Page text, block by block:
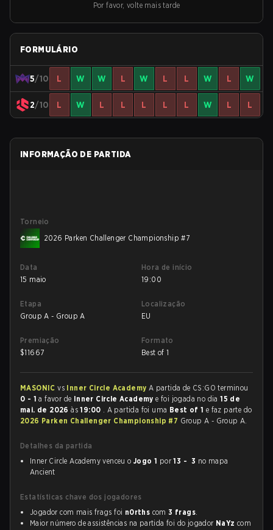
Por favor, volte mais tarde
FORMULÁRIO
5/10 L W W L W L L W L W
2/10 L W L L L L L W L L
INFORMAÇÃO DE PARTIDA
Torneio
2026 Parken Challenger Championship #7
Data
15 maio
Hora de início
19:00
Etapa
Group A - Group A
Localização
EU
Premiação
$11667
Formato
Best of 1
MASONICvs Inner Circle Academy A partida de CS:GO terminou
0 - 1 a favor de Inner Circle Academye foi jogada no dia15 de
mai. de 2026às19:00 . A partida foi uma Best of 1 e faz parte do
2026 Parken Challenger Championship #7 Group A - Group A.
Detalhes da partida
Inner Circle Academy venceu o Jogo 1 por13 - 3 no mapa
Ancient
Estatísticas chave dos jogadores
Jogador com mais frags foi n0rths com3 frags.
Maior número de assistências na partida foi do jogador NaYz com